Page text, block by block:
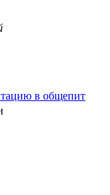
в общепит